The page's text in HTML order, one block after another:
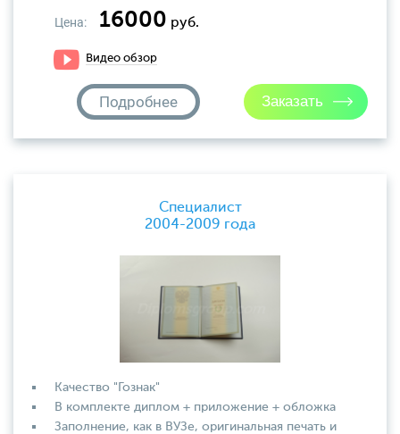
Цена: 16000 руб.
Видео обзор
Подробнее
Специалист
2004-2009 года
Качество "Гознак"
В комплекте диплом + приложение + обложка
Заполнение, как в ВУЗе, оригинальная печать и